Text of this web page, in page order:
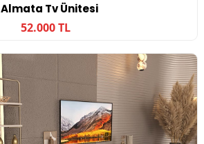
Almata Tv Ünitesi
52.000 TL